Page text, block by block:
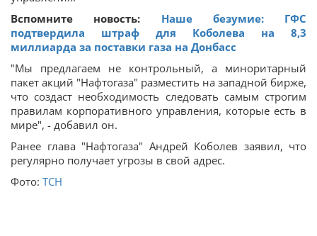
Вспомните новость: Наше безумие: ГФС
подтвердила штраф для Коболева на 8,3
миллиарда за поставки газа на Донбасс
"Мы предлагаем не контрольный, а миноритарный
пакет акций "Нафтогаза" разместить на западной бирже,
что создаст необходимость следовать самым строгим
правилам корпоративного управления, которые есть в
мире", - добавил он.
Ранее глава "Нафтогаза" Андрей Коболев заявил, что
регулярно получает угрозы в свой адрес.
Фото: ТСН